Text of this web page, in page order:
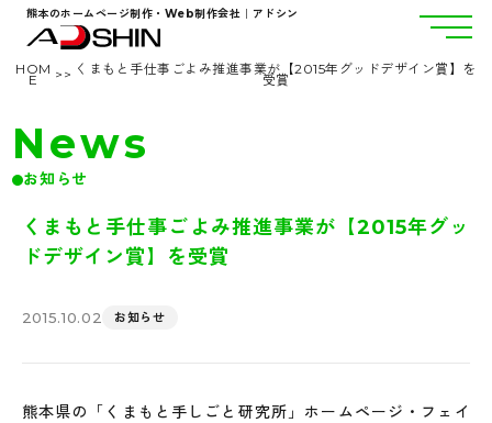
熊本のホームページ制作・Web制作会社｜アドシン
HOM
E > > くまもと手仕事ごよみ推進事業が【2015年グッドデザイン賞】を
受賞
News
お知らせ
くまもと手仕事ごよみ推進事業が【2015年グッ
ドデザイン賞】を受賞
2015.10.02 お知らせ
熊本県の「くまもと手しごと研究所」ホームページ・フェイ